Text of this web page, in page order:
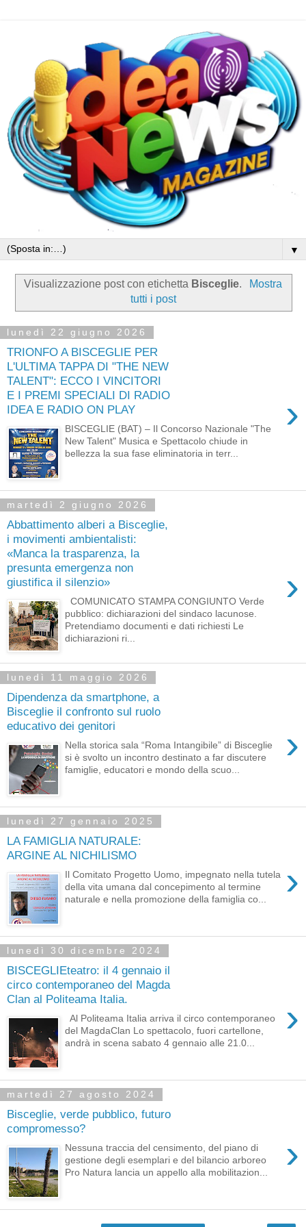
▼
Visualizzazione post con etichetta Bisceglie.
Mostra
tutti i post
lunedì 22 giugno 2026
TRIONFO A BISCEGLIE PER
L'ULTIMA TAPPA DI "THE NEW
TALENT": ECCO I VINCITORI
E I PREMI SPECIALI DI RADIO
IDEA E RADIO ON PLAY
›
BISCEGLIE (BAT) – Il Concorso Nazionale "The
New Talent" Musica e Spettacolo chiude in
bellezza la sua fase eliminatoria in terr...
martedì 2 giugno 2026
Abbattimento alberi a Bisceglie,
i movimenti ambientalisti:
«Manca la trasparenza, la
presunta emergenza non
giustifica il silenzio»
›
COMUNICATO STAMPA CONGIUNTO Verde
pubblico: dichiarazioni del sindaco lacunose.
Pretendiamo documenti e dati richiesti Le
dichiarazioni ri...
lunedì 11 maggio 2026
Dipendenza da smartphone, a
Bisceglie il confronto sul ruolo
educativo dei genitori
›
Nella storica sala “Roma Intangibile” di Bisceglie
si è svolto un incontro destinato a far discutere
famiglie, educatori e mondo della scuo...
lunedì 27 gennaio 2025
LA FAMIGLIA NATURALE:
ARGINE AL NICHILISMO
›
Il Comitato Progetto Uomo, impegnato nella tutela
della vita umana dal concepimento al termine
naturale e nella promozione della famiglia co...
lunedì 30 dicembre 2024
BISCEGLIEteatro: il 4 gennaio il
circo contemporaneo del Magda
Clan al Politeama Italia.
›
Al Politeama Italia arriva il circo contemporaneo
del MagdaClan Lo spettacolo, fuori cartellone,
andrà in scena sabato 4 gennaio alle 21.0...
martedì 27 agosto 2024
Bisceglie, verde pubblico, futuro
compromesso?
›
Nessuna traccia del censimento, del piano di
gestione degli esemplari e del bilancio arboreo
Pro Natura lancia un appello alla mobilitazion...